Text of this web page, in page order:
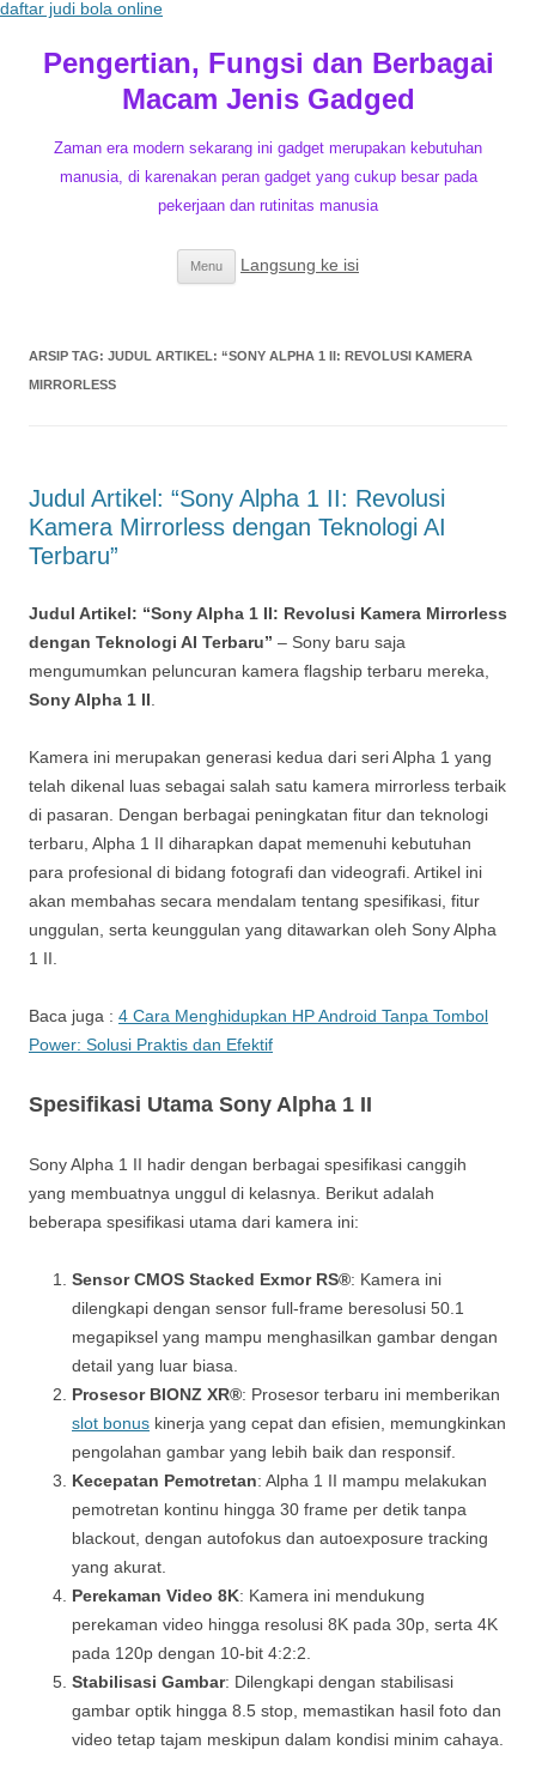
daftar judi bola online
Pengertian, Fungsi dan Berbagai
Macam Jenis Gadged
Zaman era modern sekarang ini gadget merupakan kebutuhan
manusia, di karenakan peran gadget yang cukup besar pada
pekerjaan dan rutinitas manusia
Menu Langsung ke isi
ARSIP TAG: JUDUL ARTIKEL: “SONY ALPHA 1 II: REVOLUSI KAMERA
MIRRORLESS
Judul Artikel: “Sony Alpha 1 II: Revolusi
Kamera Mirrorless dengan Teknologi AI
Terbaru”
Judul Artikel: “Sony Alpha 1 II: Revolusi Kamera Mirrorless
dengan Teknologi AI Terbaru” – Sony baru saja
mengumumkan peluncuran kamera flagship terbaru mereka,
Sony Alpha 1 II
Kamera ini merupakan generasi kedua dari seri Alpha 1 yang
telah dikenal luas sebagai salah satu kamera mirrorless terbaik
di pasaran. Dengan berbagai peningkatan fitur dan teknologi
terbaru, Alpha 1 II diharapkan dapat memenuhi kebutuhan
para profesional di bidang fotografi dan videografi. Artikel ini
akan membahas secara mendalam tentang spesifikasi, fitur
unggulan, serta keunggulan yang ditawarkan oleh Sony Alpha
1 II.
Baca juga : 4 Cara Menghidupkan HP Android Tanpa Tombol
Power: Solusi Praktis dan Efektif
Spesifikasi Utama Sony Alpha 1 II
Sony Alpha 1 II hadir dengan berbagai spesifikasi canggih
yang membuatnya unggul di kelasnya. Berikut adalah
beberapa spesifikasi utama dari kamera ini:
Sensor CMOS Stacked Exmor RS®: Kamera ini
dilengkapi dengan sensor full-frame beresolusi 50.1
megapiksel yang mampu menghasilkan gambar dengan
detail yang luar biasa.
Prosesor BIONZ XR®: Prosesor terbaru ini memberikan
slot bonus kinerja yang cepat dan efisien, memungkinkan
pengolahan gambar yang lebih baik dan responsif.
Kecepatan Pemotretan: Alpha 1 II mampu melakukan
pemotretan kontinu hingga 30 frame per detik tanpa
blackout, dengan autofokus dan autoexposure tracking
yang akurat.
Perekaman Video 8K: Kamera ini mendukung
perekaman video hingga resolusi 8K pada 30p, serta 4K
pada 120p dengan 10-bit 4:2:2.
Stabilisasi Gambar: Dilengkapi dengan stabilisasi
gambar optik hingga 8.5 stop, memastikan hasil foto dan
video tetap tajam meskipun dalam kondisi minim cahaya.